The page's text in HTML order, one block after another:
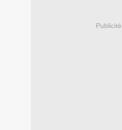
Publicité